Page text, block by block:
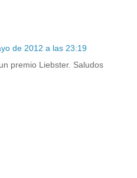
de 2012 a las 23:19
premio Liebster. Saludos